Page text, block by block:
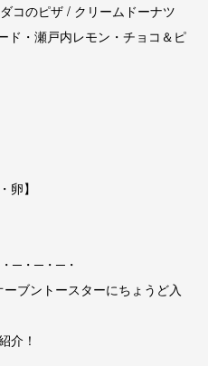
コのピザ / クリームドーナツ
ド・瀬戸内レモン・チョコ＆ピ
卵】
─・─・─・
ブントースターにちょうど入
介！